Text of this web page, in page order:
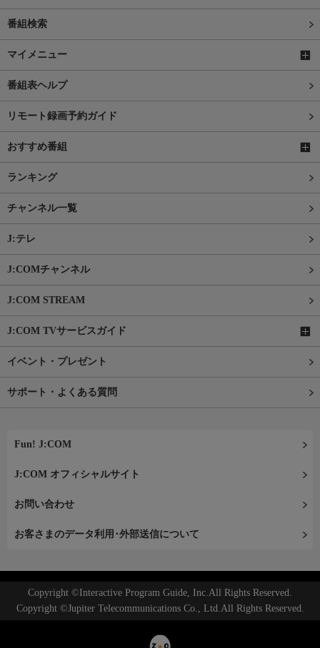
番組検索
マイメニュー
番組表ヘルプ
リモート録画予約ガイド
おすすめ番組
ランキング
チャンネル一覧
J:テレ
J:COMチャンネル
J:COM STREAM
J:COM TVサービスガイド
イベント・プレゼント
サポート・よくある質問
Fun! J:COM
J:COM オフィシャルサイト
お問い合わせ
お客さまのデータ利用･外部送信について
Copyright ©Interactive Program Guide, Inc.All Rights Reserved.
Copyright ©Jupiter Telecommunications Co., Ltd.All Rights Reserved.